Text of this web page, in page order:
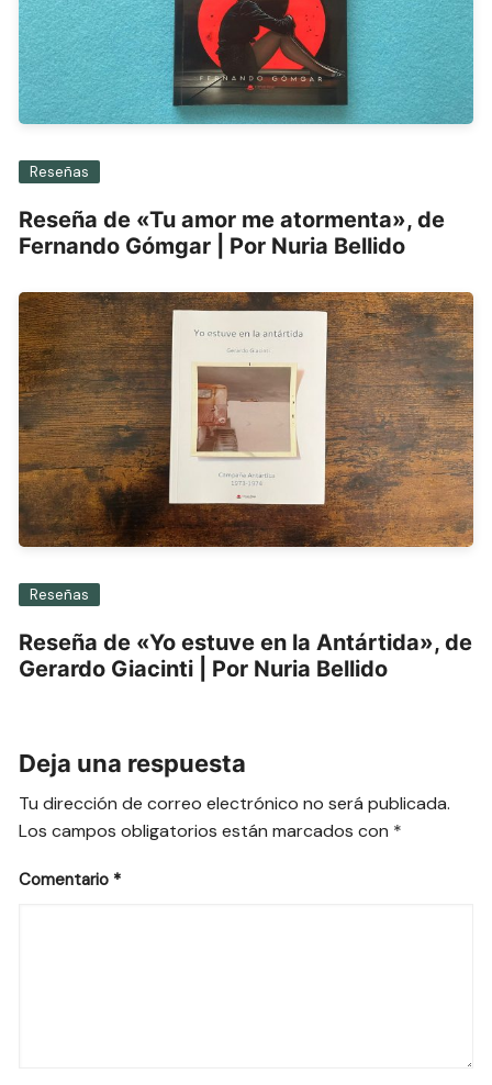
Reseñas
Reseña de «Tu amor me atormenta», de
Fernando Gómgar | Por Nuria Bellido
Reseñas
Reseña de «Yo estuve en la Antártida», de
Gerardo Giacinti | Por Nuria Bellido
Deja una respuesta
Tu dirección de correo electrónico no será publicada.
Los campos obligatorios están marcados con *
Comentario *